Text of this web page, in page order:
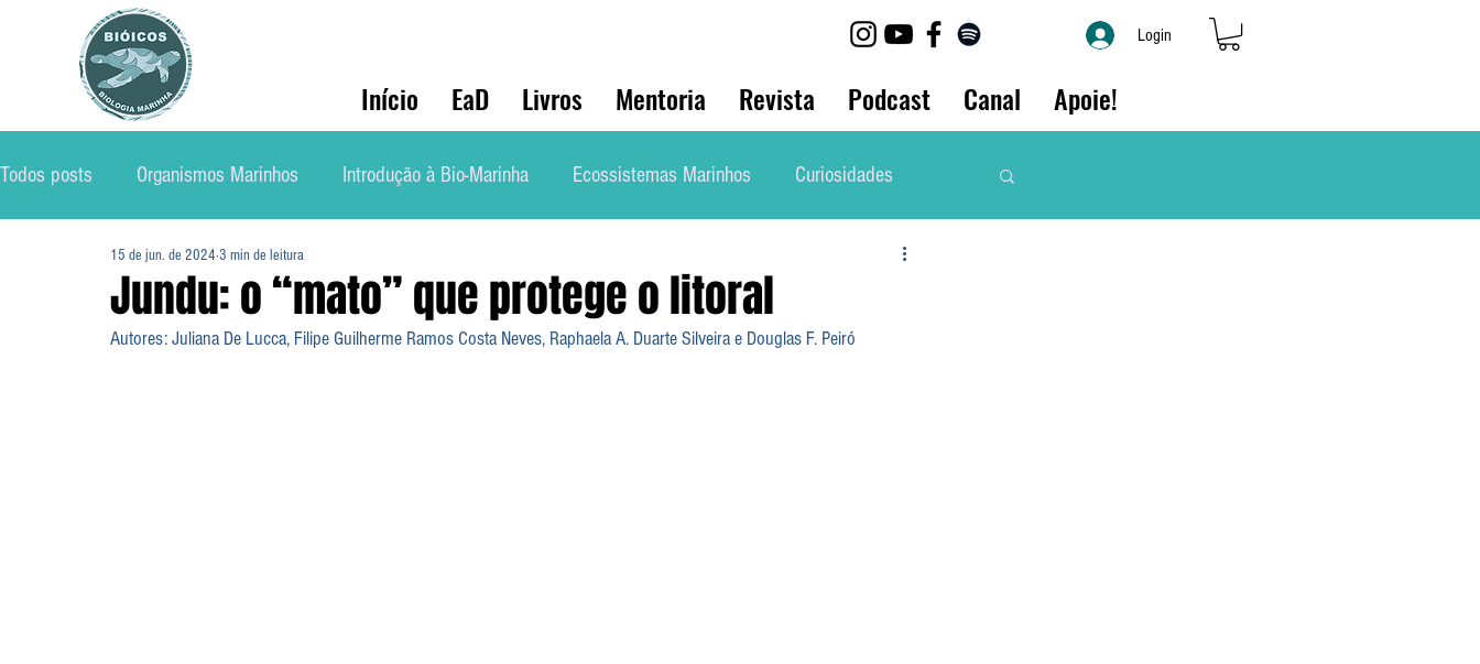
Login
Início EaD Livros Mentoria Revista Podcast Canal Apoie!
Todos posts Organismos Marinhos Introdução à Bio-Marinha Ecossistemas Marinhos Curiosidades
Conservação Ecologia Marinha
Soluções Ambientais Marinhas Biólog@s Marinh@s Mergulho Etnobiologia Evolução
Jundu: o “mato” que protege o litoral
15 de jun. de 2024 3 min de leitura
Autores: Juliana De Lucca, Filipe Guilherme Ramos Costa Neves, Raphaela A. Duarte Silveira e Douglas F. Peiró